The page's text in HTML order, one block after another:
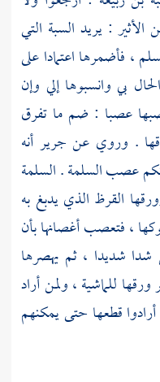
الأثير : يريد السبة التي
، فأضمرها اعتمادا على
بي وانسبوها إلي وإن
عصبا : ضم ما تفرق
. وروي عن جرير أنه
عصب السلمة . السلمة
القرظ الذي يدبغ به
، فتعصب أغصانها بأن
شديدا ، ثم يهصرها
ورقها للماشية ، ولمن أراد
قطعها حتى يمكنهم